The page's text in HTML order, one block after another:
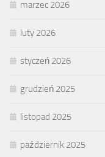
marzec 2026
luty 2026
styczeń 2026
grudzień 2025
listopad 2025
październik 2025